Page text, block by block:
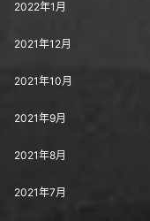
2022年1月
2021年12月
2021年10月
2021年9月
2021年8月
2021年7月